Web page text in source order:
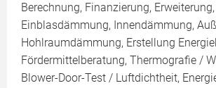
Berechnung, Finanzierung,
Einblasdämmung, Innendämmung,
Hohlraumdämmung, Erstellung
Fördermittelberatung, Thermografie /
Blower-Door-Test / Luftdichtheit,